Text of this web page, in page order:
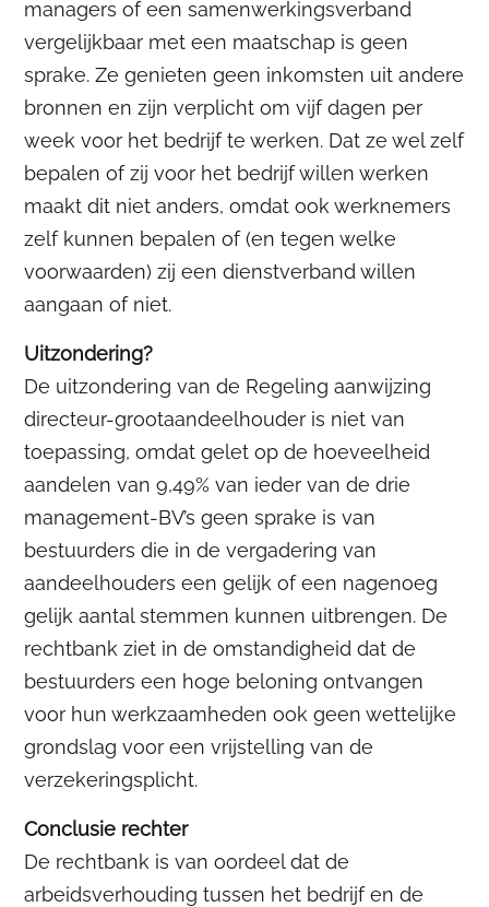
managers of een samenwerkingsverband
vergelijkbaar met een maatschap is geen
sprake. Ze genieten geen inkomsten uit andere
bronnen en zijn verplicht om vijf dagen per
week voor het bedrijf te werken. Dat ze wel zelf
bepalen of zij voor het bedrijf willen werken
maakt dit niet anders, omdat ook werknemers
zelf kunnen bepalen of (en tegen welke
voorwaarden) zij een dienstverband willen
aangaan of niet.
Uitzondering?
De uitzondering van de Regeling aanwijzing
directeur-grootaandeelhouder is niet van
toepassing, omdat gelet op de hoeveelheid
aandelen van 9,49% van ieder van de drie
management-BV’s geen sprake is van
bestuurders die in de vergadering van
aandeelhouders een gelijk of een nagenoeg
gelijk aantal stemmen kunnen uitbrengen. De
rechtbank ziet in de omstandigheid dat de
bestuurders een hoge beloning ontvangen
voor hun werkzaamheden ook geen wettelijke
grondslag voor een vrijstelling van de
verzekeringsplicht.
Conclusie rechter
De rechtbank is van oordeel dat de
arbeidsverhouding tussen het bedrijf en de